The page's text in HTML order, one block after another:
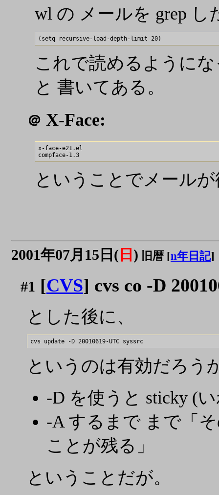
wl の メールを grep
これで読めるように
と 書いてある。
＠ X-Face:
x-face-e21.el
ということでメール
2001年07月15日( 日 ) 旧暦 [n年日記]
#1 [CVS] cvs co -D
とした後に、
というのは有効だろう
-D を使うと sticky (
-A するまで まで「そ
ことが残る」
ということだが。